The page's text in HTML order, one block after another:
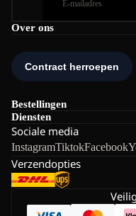
Over ons
Bestellingen
Diensten
Sociale media
InstagramTiktokFacebook
Verzendopties